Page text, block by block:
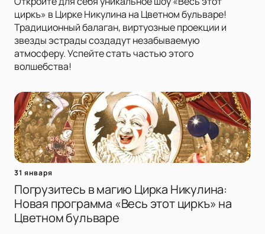
циркъ» в Цирке Никулина на Цветном бульваре!
Традиционный балаган, виртуозные проекции и
звезды эстрады создадут незабываемую
атмосферу. Успейте стать частью этого
волшебства!
31 января
Погрузитесь в магию Цирка Никулина:
Новая программа «Весь этот циркъ» на
Цветном бульваре